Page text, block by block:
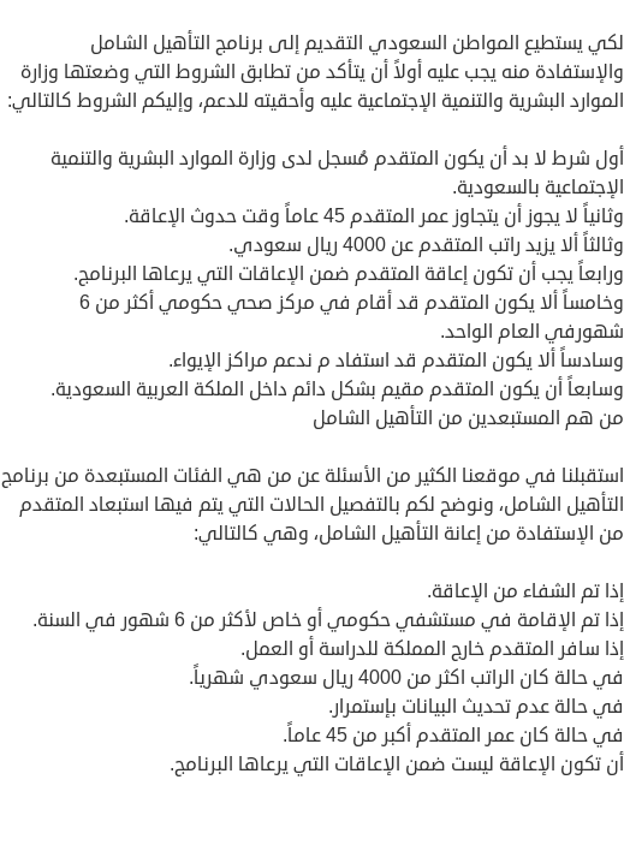
لكي يستطيع المواطن السعودي التقديم إلى برنامج التأهيل الشامل
والإستفادة منه يجب عليه أولاً أن يتأكد من تطابق الشروط التي وضعتها وزارة
الموارد البشرية والتنمية الإجتماعية عليه وأحقيته للدعم، وإليكم الشروط كالتالي:
أول شرط لا بد أن يكون المتقدم مُسجل لدى وزارة الموارد البشرية والتنمية
الإجتماعية بالسعودية.
وثانياً لا يجوز أن يتجاوز عمر المتقدم 45 عاماً وقت حدوث الإعاقة.
وثالثاً ألا يزيد راتب المتقدم عن 4000 ريال سعودي.
ورابعاً يجب أن تكون إعاقة المتقدم ضمن الإعاقات التي يرعاها البرنامج.
وخامساً ألا يكون المتقدم قد أقام في مركز صحي حكومي أكثر من 6
شهورفي العام الواحد.
وسادساً ألا يكون المتقدم قد استفاد م ندعم مراكز الإيواء.
وسابعاً أن يكون المتقدم مقيم بشكل دائم داخل الملكة العربية السعودية.
من هم المستبعدين من التأهيل الشامل
استقبلنا في موقعنا الكثير من الأسئلة عن من هي الفئات المستبعدة من برنامج
التأهيل الشامل، ونوضح لكم بالتفصيل الحالات التي يتم فيها استبعاد المتقدم
من الإستفادة من إعانة التأهيل الشامل، وهي كالتالي:
إذا تم الشفاء من الإعاقة.
إذا تم الإقامة في مستشفي حكومي أو خاص لأكثر من 6 شهور في السنة.
إذا سافر المتقدم خارج المملكة للدراسة أو العمل.
في حالة كان الراتب اكثر من 4000 ريال سعودي شهرياً.
في حالة عدم تحديث البيانات بإستمرار.
في حالة كان عمر المتقدم أكبر من 45 عاماً.
أن تكون الإعاقة ليست ضمن الإعاقات التي يرعاها البرنامج.